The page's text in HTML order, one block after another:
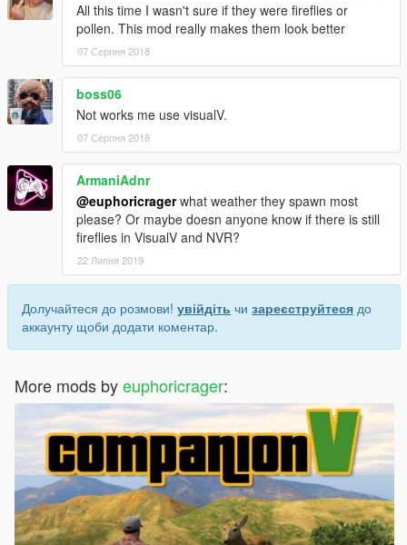
All this time I wasn't sure if they were fireflies or
pollen. This mod really makes them look better
07 Серпня 2018
boss06
Not works me use visualV.
07 Серпня 2018
ArmaniAdnr
@euphoricragerwhat weather they spawn most
please? Or maybe doesn anyone know if there is still
fireflies in VisualV and NVR?
22 Липня 2019
Долучайтеся до розмови! увійдіть чи зареєструйтеся до
аккаунту щоби додати коментар.
More mods byeuphoricrager: